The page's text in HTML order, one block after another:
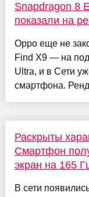
Snapdragon 8
показали на
Oppo еще не
Find X9 — на
Ultra, и в Сети
смартфона.
Раскрыты
Смартфон
экран на 165
В сети